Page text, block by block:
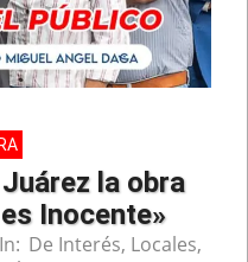
la obra
Inocente»
In: De Interés, Locales,